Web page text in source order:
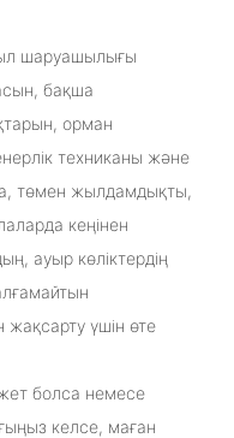
шаруашылығы
бақша
орман
техниканы және
төмен жылдамдықты,
кеңінен
ауыр көліктердің
жақсарту үшін өте
болса немесе
келсе, маған